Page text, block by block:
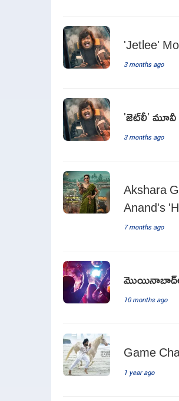
'Jetlee'
3 months ago
'జెట్‌లీ' మూవీ
3 months ago
Akshara
Anand's
7 months ago
మొయినాబాద్‌లో
10 months ago
Game
1 year ago